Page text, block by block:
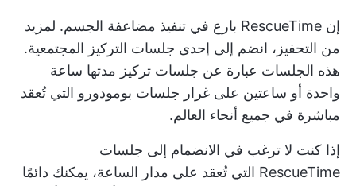
إن RescueTime بارع في تنفيذ مضاعفة الجسم. لمزيد
من التحفيز، انضم إلى إحدى جلسات التركيز المجتمعية.
هذه الجلسات عبارة عن جلسات تركيز مدتها ساعة
واحدة أو ساعتين على غرار جلسات بومودورو التي تُعقد
مباشرة في جميع أنحاء العالم.
إذا كنت لا ترغب في الانضمام إلى جلسات
RescueTime التي تُعقد على مدار الساعة، يمكنك دائمًا